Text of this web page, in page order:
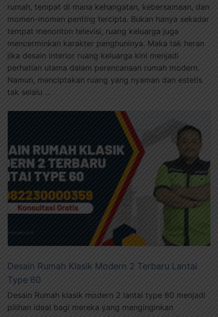
rumah, tempat di mana kehangatan, kebersamaan, dan
momen-momen penting tercipta. Bukan hanya sekadar
tempat menonton televisi, ruang keluarga juga
mencerminkan karakter penghuninya. Maka tak heran
jika desain interior ruang keluarga kini menjadi
perhatian utama dalam perencanaan rumah modern.
Namun, menciptakan ruang yang nyaman dan estetis
tak selalu …
Desain Rumah Klasik Modern 2 Terbaru Lantai
Type 60
Desain Rumah klasik modern 2 lantai type 60 menjadi
pilihan ideal bagi mereka yang menginginkan